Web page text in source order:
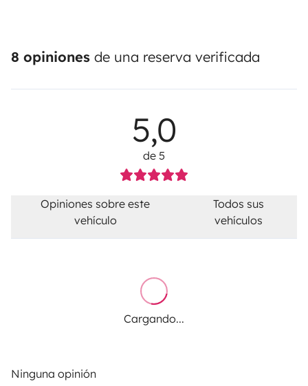
8 opiniones de una reserva verificada
5,0
de 5
Opiniones sobre este
vehículo
Todos sus
vehículos
Cargando...
Ninguna opinión